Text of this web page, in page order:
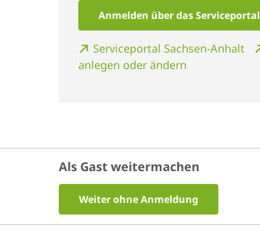
Anmelden über das Serviceportal
Serviceportal Sachsen-Anhalt
anlegen oder ändern
Als Gast weitermachen
Weiter ohne Anmeldung